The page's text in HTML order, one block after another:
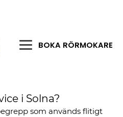
BOKA RÖRMOKARE
i Solna?
som används flitigt